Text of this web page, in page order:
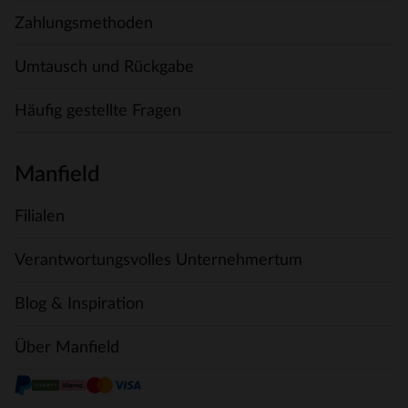
Zahlungsmethoden
Umtausch und Rückgabe
Häufig gestellte Fragen
Manfield
Filialen
Verantwortungsvolles Unternehmertum
Blog & Inspiration
Über Manfield